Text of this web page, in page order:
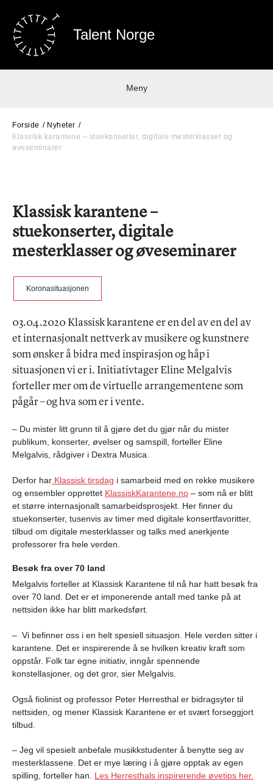
Talent Norge
Meny
Forside
Nyheter
Klassisk karantene – stuekonserter, digitale mesterklasser og
øveseminarer
Klassisk karantene –
stuekonserter, digitale
mesterklasser og øveseminarer
Koronasituasjonen
03.04.2020 Klassisk karantene er en del av en del av
et internasjonalt nettverk av musikere og kunstnere
som ønsker å bidra med inspirasjon og håp i
situasjonen vi er i. Initiativtager Eline Melgalvis
forteller mer om de virtuelle arrangementene som
pågår – og hva som er i vente.
– Du mister litt grunn til å gjøre det du gjør når du mister
publikum, konserter, øvelser og samspill, forteller Eline
Melgalvis, rådgiver i Dextra Musica.
Derfor har Klassisk tirsdag i samarbeid med en rekke musikere
og ensembler opprettet KlassiskKarantene.no – som nå er blitt
et større internasjonalt samarbeidsprosjekt. Her finner du
stuekonserter, tusenvis av timer med digitale konsertfavoritter,
tilbud om digitale mesterklasser og talks med anerkjente
professorer fra hele verden.
Besøk fra over 70 land
Melgalvis forteller at Klassisk Karantene til nå har hatt besøk fra
over 70 land. Det er et imponerende antall med tanke på at
nettsiden ikke har blitt markedsført.
– Vi befinner oss i en helt spesiell situasjon. Hele verden sitter i
karantene. Det er inspirerende å se hvilken kreativ kraft som
oppstår. Folk tar egne initiativ, inngår spennende
konstellasjoner, og det gror, sier Melgalvis.
Også fiolinist og professor Peter Herresthal er bidragsyter til
nettsiden, og mener Klassisk Karantene er et svært forseggjort
tilbud.
– Jeg vil spesielt anbefale musikkstudenter å benytte seg av
mesterklassene. Det er mye læring i å gjøre opptak av egen
spilling, forteller han. Les Herresthals inspirerende øvetips her.